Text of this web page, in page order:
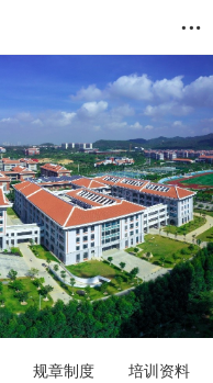
规章制度
培训资料